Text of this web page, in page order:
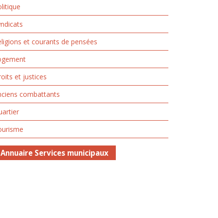
et courants de pensées
et justices
combattants
Annuaire Services municipaux